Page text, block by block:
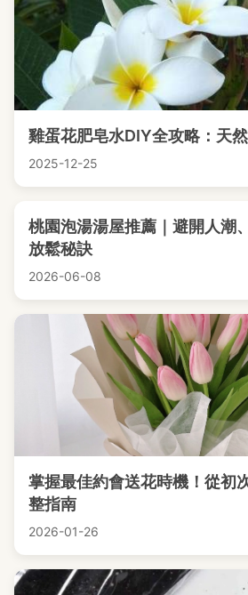
雞蛋花肥皂水DIY全攻略：天
2025-12-25
桃園泡湯湯屋推薦｜避開人潮
放鬆秘訣
2026-06-08
掌握最佳約會送花時機！從初
整指南
2026-01-26